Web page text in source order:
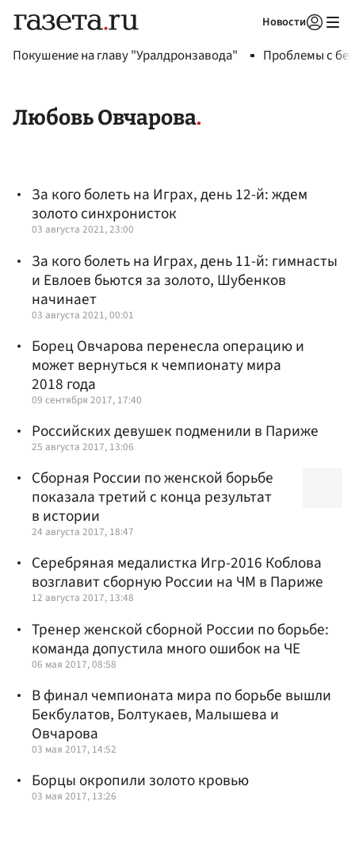
Новости
Покушение на главу "Уралдронзавода" Проблемы с
Любовь Овчарова
За кого болеть на Играх, день 12-й: ждем
золото синхронисток
03 августа 2021, 23:00
За кого болеть на Играх, день 11-й: гимнасты
и Евлоев бьются за золото, Шубенков
начинает
03 августа 2021, 00:01
Борец Овчарова перенесла операцию и
может вернуться к чемпионату мира
2018 года
09 сентября 2017, 17:40
Российских девушек подменили в Париже
25 августа 2017, 13:06
Cборная России по женской борьбе
показала третий с конца результат
в истории
24 августа 2017, 18:47
Серебряная медалистка Игр-2016 Коблова
возглавит сборную России на ЧМ в Париже
12 августа 2017, 13:48
Тренер женской сборной России по борьбе:
команда допустила много ошибок на ЧЕ
06 мая 2017, 08:58
В финал чемпионата мира по борьбе вышли
Бекбулатов, Болтукаев, Малышева и
Овчарова
03 мая 2017, 14:52
Борцы окропили золото кровью
03 мая 2017, 13:26